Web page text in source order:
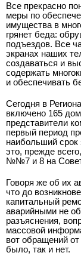
Все прекрасно
меры по
имущества в
грянет беда:
подъездов. Все
экранах наших
создаваться и
содержать
и обеспечивать
Сегодня в
включено 165
представители
первый период
наибольший срок
это, прежде
№№7 и 8 на
Говоря же об их
что до
капитальный
аварийными не
разъяснения,
массовой
вот обращений
было, так и нет.